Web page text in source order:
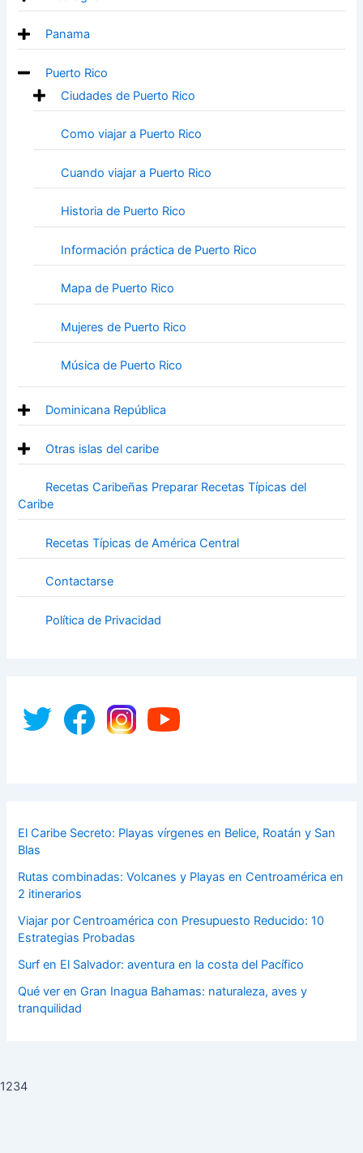
Panama
Puerto Rico
Ciudades de Puerto Rico
Como viajar a Puerto Rico
Cuando viajar a Puerto Rico
Historia de Puerto Rico
Información práctica de Puerto Rico
Mapa de Puerto Rico
Mujeres de Puerto Rico
Música de Puerto Rico
Dominicana República
Otras islas del caribe
Recetas Caribeñas Preparar Recetas Típicas del
Caribe
Recetas Típicas de América Central
Contactarse
Política de Privacidad
El Caribe Secreto: Playas vírgenes en Belice, Roatán y San
Blas
Rutas combinadas: Volcanes y Playas en Centroamérica en
2 itinerarios
Viajar por Centroamérica con Presupuesto Reducido: 10
Estrategias Probadas
Surf en El Salvador: aventura en la costa del Pacífico
Qué ver en Gran Inagua Bahamas: naturaleza, aves y
tranquilidad
1234